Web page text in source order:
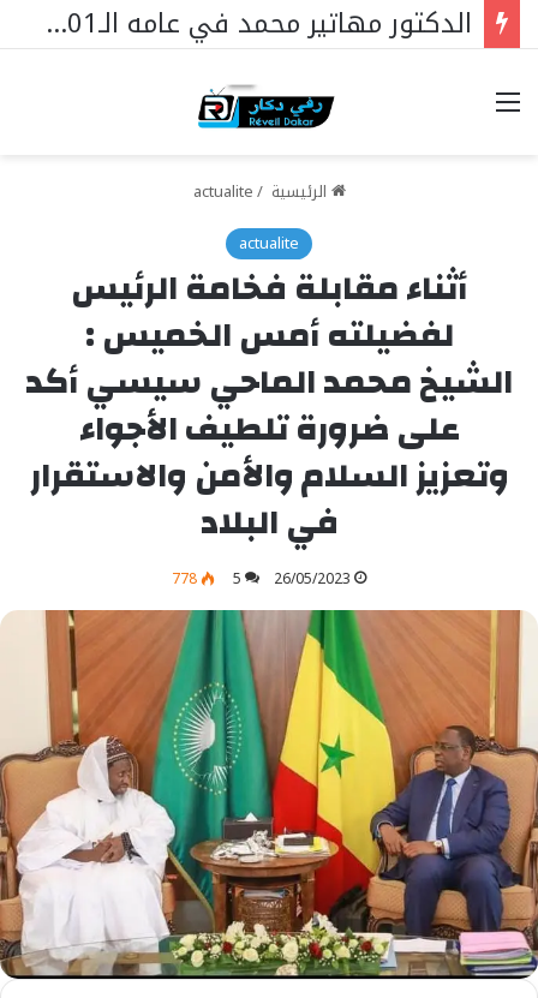
الدكتور مهاتير محمد في عامه الـ101… قائدٌ استثنائي ورمزٌ خالد في مسيرة نهضة ماليزيا.
خيارات
الرئيسية /
actualite
actualite
أثناء مقابلة فخامة الرئيس
لفضيلته أمس الخميس :
الشيخ محمد الماحي سيسي أكد
على ضرورة تلطيف الأجواء
وتعزيز السلام والأمن والاستقرار
في البلاد
26/05/2023
5
778